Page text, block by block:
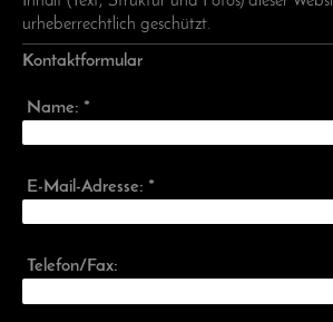
urheberrechtlich geschützt.
Kontaktformular
Name: *
E-Mail-Adresse: *
Telefon/Fax: